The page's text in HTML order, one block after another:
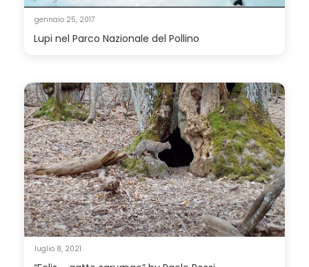
gennaio 25, 2017
Lupi nel Parco Nazionale del Pollino
luglio 8, 2021